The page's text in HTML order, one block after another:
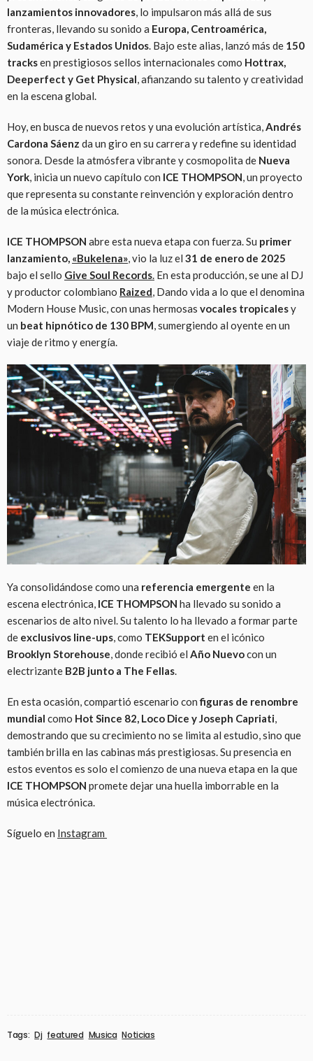
lanzamientos innovadores, lo impulsaron más allá de sus
fronteras, llevando su sonido a Europa, Centroamérica,
Sudamérica y Estados Unidos. Bajo este alias, lanzó más de 150
tracksen prestigiosos sellos internacionales como Hottrax,
Deeperfect y Get Physical, afianzando su talento y creatividad
en la escena global.
Hoy, en busca de nuevos retos y una evolución artística,Andrés
Cardona Sáenz da un giro en su carrera y redefine su identidad
sonora. Desde la atmósfera vibrante y cosmopolita de Nueva
York, inicia un nuevo capítulo con ICE THOMPSON, un proyecto
que representa su constante reinvención y exploración dentro
de la música electrónica.
ICE THOMPSON abre esta nueva etapa con fuerza. Su primer
lanzamiento, «Bukelena»,vio la luz el 31 de enero de 2025
bajo el sello Give Soul Records. En esta producción, se une al DJ
y productor colombiano Raized, Dando vida a lo que el denomina
Modern House Music, con unas hermosas vocales tropicalesy
un beat hipnótico de 130 BPM, sumergiendo al oyente en un
viaje de ritmo y energía.
Ya consolidándose como una referencia emergente en la
escena electrónica, ICE THOMPSON ha llevado su sonido a
escenarios de alto nivel. Su talento lo ha llevado a formar parte
de exclusivos line-ups , como TEKSupport en el icónico
Brooklyn Storehouse , donde recibió el Año Nuevocon un
electrizante B2B junto a The Fellas
En esta ocasión, compartió escenario configuras de renombre
mundial como Hot Since 82, Loco Dice y Joseph Capriati
demostrando que su crecimiento no se limita al estudio, sino que
también brilla en las cabinas más prestigiosas. Su presencia en
estos eventos es solo el comienzo de una nueva etapa en la que
ICE THOMPSON promete dejar una huella imborrable en la
música electrónica.
Síguelo en Instagram
Tags: Dj featured Musica Noticias